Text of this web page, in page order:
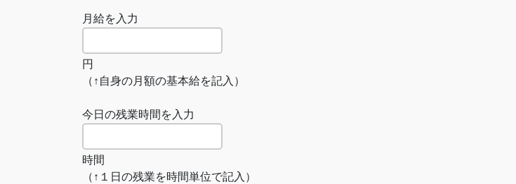
月給を入力
円
（↑自身の月額の基本給を記入）
今日の残業時間を入力
時間
（↑１日の残業を時間単位で記入）